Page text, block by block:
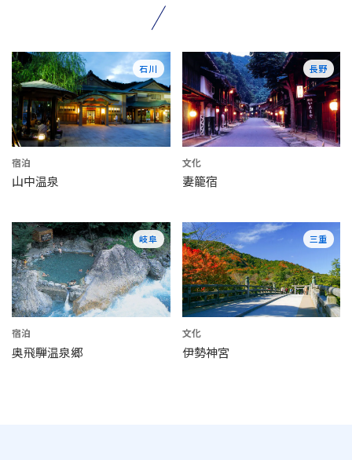
石川
宿泊
山中温泉
長野
文化
妻籠宿
岐阜
宿泊
奥飛騨温泉郷
三重
文化
伊勢神宮